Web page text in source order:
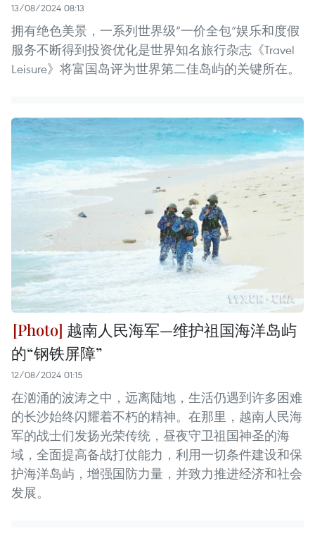
13/08/2024 08:13
拥有绝色美景，一系列世界级“一价全包”娱乐和度假
服务不断得到投资优化是世界知名旅行杂志《Travel
Leisure》将富国岛评为世界第二佳岛屿的关键所在。
越南人民海军—维护祖国海洋岛屿
的“钢铁屏障”
12/08/2024 01:15
在汹涌的波涛之中，远离陆地，生活仍遇到许多困难
的长沙始终闪耀着不朽的精神。在那里，越南人民海
军的战士们发扬光荣传统，昼夜守卫祖国神圣的海
域，全面提高备战打仗能力，利用一切条件建设和保
护海洋岛屿，增强国防力量，并致力推进经济和社会
发展。